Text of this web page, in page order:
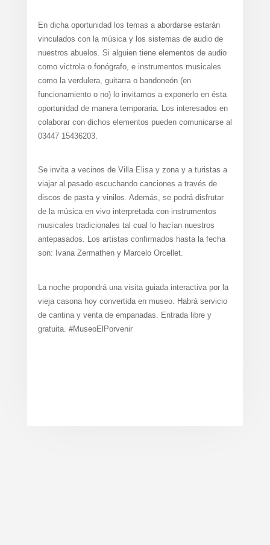
En dicha oportunidad los temas a abordarse estarán
vinculados con la música y los sistemas de audio de
nuestros abuelos. Si alguien tiene elementos de audio
como victrola o fonógrafo, e instrumentos musicales
como la verdulera, guitarra o bandoneón (en
funcionamiento o no) lo invitamos a exponerlo en ésta
oportunidad de manera temporaria. Los interesados en
colaborar con dichos elementos pueden comunicarse al
03447 15436203.
Se invita a vecinos de Villa Elisa y zona y a turistas a
viajar al pasado escuchando canciones a través de
discos de pasta y vinilos. Además, se podrá disfrutar
de la música en vivo interpretada con instrumentos
musicales tradicionales tal cual lo hacían nuestros
antepasados. Los artistas confirmados hasta la fecha
son: Ivana Zermathen y Marcelo Orcellet.
La noche propondrá una visita guiada interactiva por la
vieja casona hoy convertida en museo. Habrá servicio
de cantina y venta de empanadas. Entrada libre y
gratuita. #MuseoElPorvenir